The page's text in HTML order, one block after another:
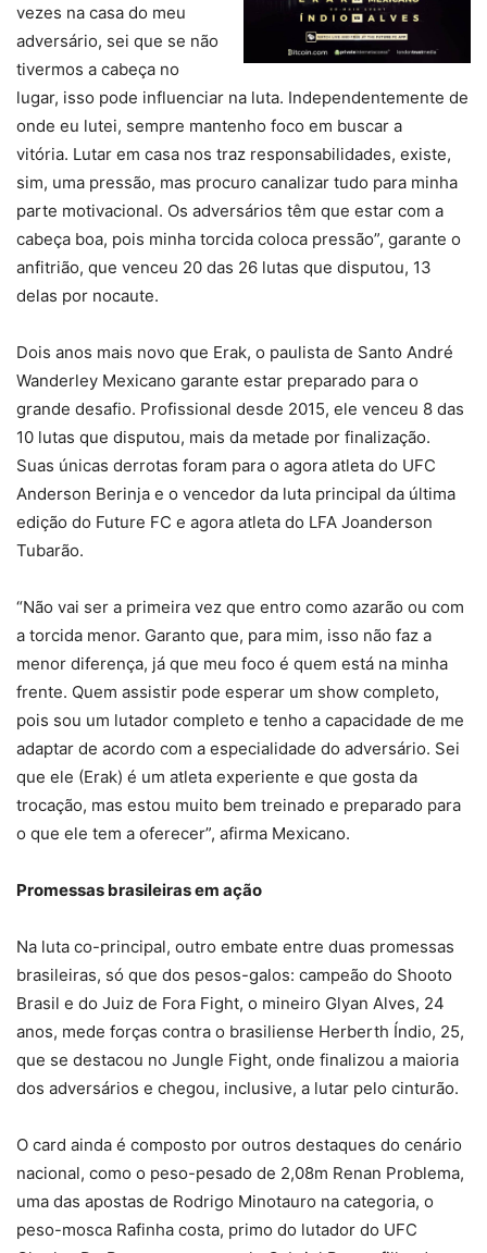
vezes na casa do meu
adversário, sei que se não
tivermos a cabeça no
lugar, isso pode influenciar na luta. Independentemente de
onde eu lutei, sempre mantenho foco em buscar a
vitória. Lutar em casa nos traz responsabilidades, existe,
sim, uma pressão, mas procuro canalizar tudo para minha
parte motivacional. Os adversários têm que estar com a
cabeça boa, pois minha torcida coloca pressão”, garante o
anfitrião, que venceu 20 das 26 lutas que disputou, 13
delas por nocaute.
Dois anos mais novo que Erak, o paulista de Santo André
Wanderley Mexicano garante estar preparado para o
grande desafio. Profissional desde 2015, ele venceu 8 das
10 lutas que disputou, mais da metade por finalização.
Suas únicas derrotas foram para o agora atleta do UFC
Anderson Berinja e o vencedor da luta principal da última
edição do Future FC e agora atleta do LFA Joanderson
Tubarão.
“Não vai ser a primeira vez que entro como azarão ou com
a torcida menor. Garanto que, para mim, isso não faz a
menor diferença, já que meu foco é quem está na minha
frente. Quem assistir pode esperar um show completo,
pois sou um lutador completo e tenho a capacidade de me
adaptar de acordo com a especialidade do adversário. Sei
que ele (Erak) é um atleta experiente e que gosta da
trocação, mas estou muito bem treinado e preparado para
o que ele tem a oferecer”, afirma Mexicano.
Promessas brasileiras em ação
Na luta co-principal, outro embate entre duas promessas
brasileiras, só que dos pesos-galos: campeão do Shooto
Brasil e do Juiz de Fora Fight, o mineiro Glyan Alves, 24
anos, mede forças contra o brasiliense Herberth Índio, 25,
que se destacou no Jungle Fight, onde finalizou a maioria
dos adversários e chegou, inclusive, a lutar pelo cinturão.
O card ainda é composto por outros destaques do cenário
nacional, como o peso-pesado de 2,08m Renan Problema,
uma das apostas de Rodrigo Minotauro na categoria, o
peso-mosca Rafinha costa, primo do lutador do UFC